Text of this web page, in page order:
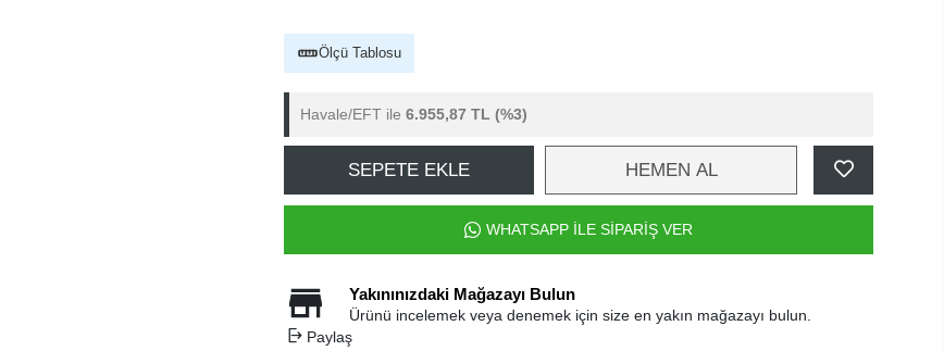
Ölçü Tablosu
Havale/EFT ile 6.955,87 TL (%3)
SEPETE EKLE HEMEN AL
WHATSAPP İLE SİPARİŞ VER
Yakınınızdaki Mağazayı Bulun
Ürünü incelemek veya denemek için size en yakın mağazayı bulun.
Paylaş